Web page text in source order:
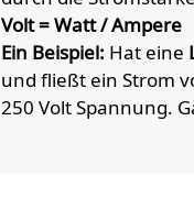
Volt = Watt / Ampere
Ein Beispiel: Hat eine
und fließt ein Strom
250 Volt Spannung.